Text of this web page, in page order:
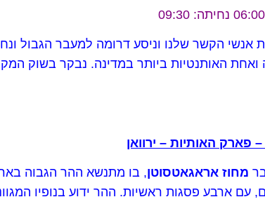
אנשי הקשר שלנו וניסע דרומה למעבר הגבול
ואחת האותנטיות ביותר במדינה. נבקר בשוק
מחוז אראגאטסוטן, בו מתנשא ההר הגבוה
המגיע לגובה של 4,090 מטרים, עם ארבע פסגות ראשיות. ההר